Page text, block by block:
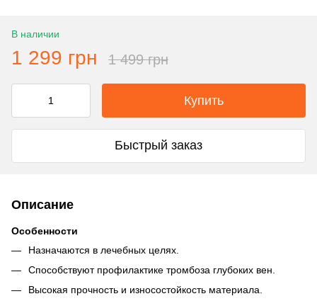
В наличии
1 299 грн 1 499 грн
Купить
Быстрый заказ
Описание
Особенности
Назначаются в лечебных целях.
Способствуют профилактике тромбоза глубоких вен.
Высокая прочность и износостойкость материала.